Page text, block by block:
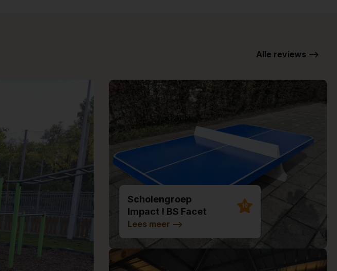
Alle reviews -->
Scholengroep
Impact ! BS Facet
10
Lees meer -->